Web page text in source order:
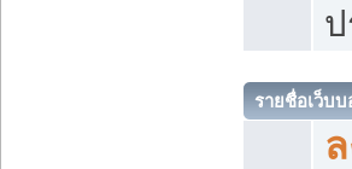
รายชื่อเว็บ